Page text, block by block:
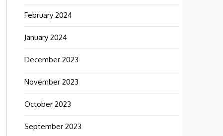
February 2024
January 2024
December 2023
November 2023
October 2023
September 2023